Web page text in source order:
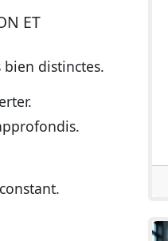
ET
distinctes.